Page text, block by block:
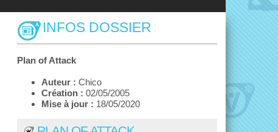
INFOS DOSSIER
Plan of Attack
Auteur : Chico
Création : 02/05/2005
Mise à jour : 18/05/2020